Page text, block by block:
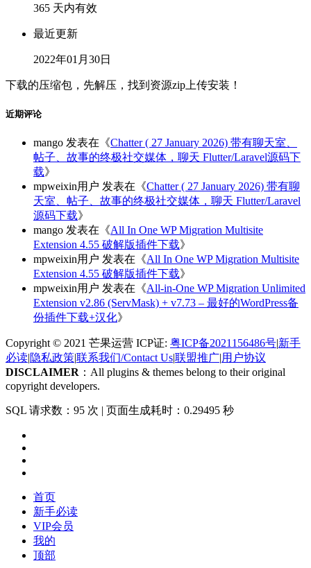
365 天内有效
最近更新
2022年01月30日
下载的压缩包，先解压，找到资源zip上传安装！
近期评论
mango 发表在《Chatter ( 27 January 2026) 带有聊天室、
帖子、故事的终极社交媒体，聊天 Flutter/Laravel源码下
载》
mpweixin用户 发表在《Chatter ( 27 January 2026) 带有聊
天室、帖子、故事的终极社交媒体，聊天 Flutter/Laravel
源码下载》
mango 发表在《All In One WP Migration Multisite
Extension 4.55 破解版插件下载》
mpweixin用户 发表在《All In One WP Migration Multisite
Extension 4.55 破解版插件下载》
mpweixin用户 发表在《All-in-One WP Migration Unlimited
Extension v2.86 (ServMask) + v7.73 – 最好的WordPress备
份插件下载+汉化》
Copyright © 2021 芒果运营 ICP证: 粤ICP备2021156486号|新手
必读|隐私政策|联系我们/Contact Us|联盟推广|用户协议
DISCLAIMER ：All plugins & themes belong to their original
copyright developers.
SQL 请求数：95 次 | 页面生成耗时：0.29495 秒
首页
新手必读
VIP会员
我的
顶部